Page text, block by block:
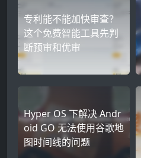
专利能不能加快审查？
这个免费智能工具先判
断预审和优审
Hyper OS 下解决 Andr
oid GO 无法使用谷歌地
图时间线的问题